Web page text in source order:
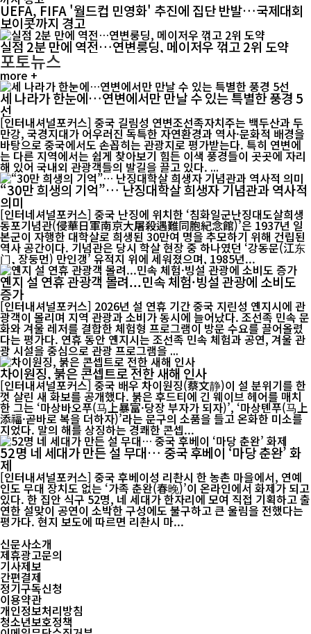
UEFA, FIFA '월드컵 민영화' 추진에 집단 반발…국제대회
보이콧까지 경고
실점 2분 만에 역전…연변룽딩, 메이저우 꺾고 2위 도약
포토뉴스
more +
세 나라가 한눈에…연변에서만 만날 수 있는 특별한 풍경 5
선
[인터내셔널포커스] 중국 길림성 연변조선족자치주는 백두산과 두
만강, 국경지대가 어우러진 독특한 자연환경과 역사·문화적 배경을
바탕으로 중국에서도 손꼽히는 관광지로 평가받는다. 특히 연변에
는 다른 지역에서는 쉽게 찾아보기 힘든 이색 풍경들이 곳곳에 자리
해 있어 국내외 관광객들의 발길을 끌고 있다. ...
“30만 희생의 기억”… 난징대학살 희생자 기념관과 역사적
의미
[인터네셔널포커스] 중국 난징에 위치한 ‘침화일군난징대도살희생
동포기념관(侵華日軍南京大屠殺遇難同胞紀念館)’은 1937년 일
본군이 자행한 대학살로 희생된 30만여 명을 추모하기 위해 건립된
역사 공간이다. 기념관은 당시 학살 현장 중 하나였던 ‘강동문(江东
门, 장둥먼) 만인갱’ 유적지 위에 세워졌으며, 1985년...
옌지 설 연휴 관광객 몰려...민속 체험·빙설 관광에 소비도
증가
[인터내셔널포커스] 2026년 설 연휴 기간 중국 지린성 옌지시에 관
광객이 몰리며 지역 관광과 소비가 동시에 늘어났다. 조선족 민속 문
화와 겨울 레저를 결합한 체험형 프로그램이 방문 수요를 끌어올렸
다는 평가다. 연휴 동안 옌지시는 조선족 민속 체험과 공연, 겨울 관
광 시설을 중심으로 관광 프로그램을 ...
차이원징, 붉은 콘셉트로 전한 새해 인사
[인터내셔널포커스] 중국 배우 차이원징(蔡文静)이 설 분위기를 한
껏 살린 새 화보를 공개했다. 붉은 후드티에 긴 웨이브 헤어를 매치
한 그는 ‘마상바오푸(马上暴富·당장 부자가 되자)’, ‘마상톈푸(马上
添福·곧바로 복을 더하자)’라는 문구의 소품을 들고 온화한 미소를
지었다. 말의 해를 상징하는 경쾌한 콘셉...
52명 네 세대가 만든 설 무대… 중국 후베이 ‘마당 춘완’ 화
제
[인터내셔널포커스] 중국 후베이성 리촨시 한 농촌 마을에서, 연예
인도 무대 장치도 없는 ‘가족 춘완(春晚)’이 온라인에서 화제가 되고
있다. 한 집안 식구 52명, 네 세대가 한자리에 모여 직접 기획하고 출
연한 설맞이 공연이 소박한 구성에도 불구하고 큰 울림을 전했다는
평가다. 현지 보도에 따르면 리촨시 마...
신문사소개
제휴광고문의
기사제보
간편결제
정기구독신청
이용약관
개인정보처리방침
청소년보호정책